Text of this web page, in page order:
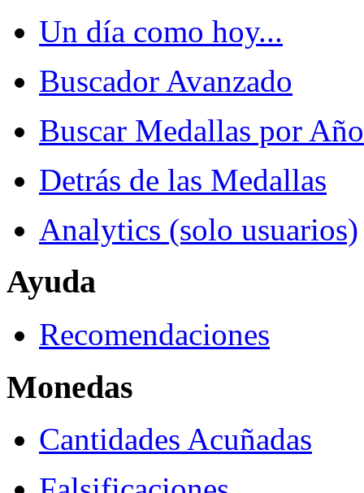
Un día como hoy...
Buscador Avanzado
Buscar Medallas por Año
Detrás de las Medallas
Analytics (solo usuarios)
Ayuda
Recomendaciones
Monedas
Cantidades Acuñadas